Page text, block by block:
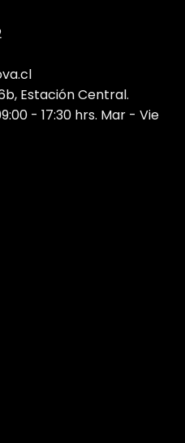
Estación Central.
- 17:30 hrs. Mar - Vie